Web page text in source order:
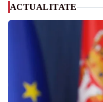
ACTUALITATE